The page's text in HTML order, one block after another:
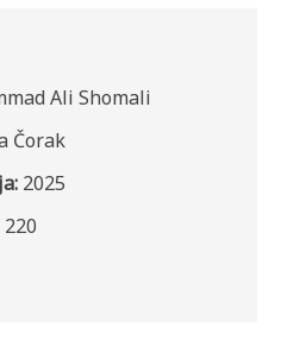
Ali Shomali
Čorak
2025
220